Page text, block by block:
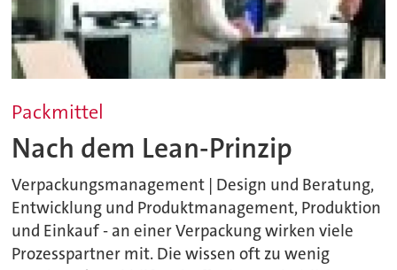
Packmittel
Nach dem Lean-Prinzip
Verpackungsmanagement | Design und Beratung,
Entwicklung und Produktmanagement, Produktion
und Einkauf - an einer Verpackung wirken viele
Prozesspartner mit. Die wissen oft zu wenig